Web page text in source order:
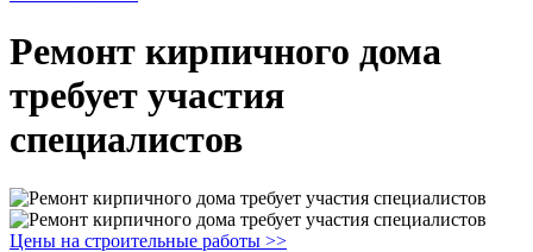
Ремонт кирпичного дома
требует участия
специалистов
Цены на строительные работы >>